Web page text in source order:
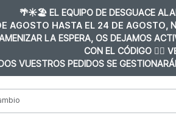
🌴☀️🏖️ EL EQUIPO DE DESGUACE
AGOSTO HASTA EL 24 DE AGOSTO,
LA ESPERA, OS DEJAMOS
CON EL CÓDIGO 👉🏼
VUESTROS PEDIDOS SE